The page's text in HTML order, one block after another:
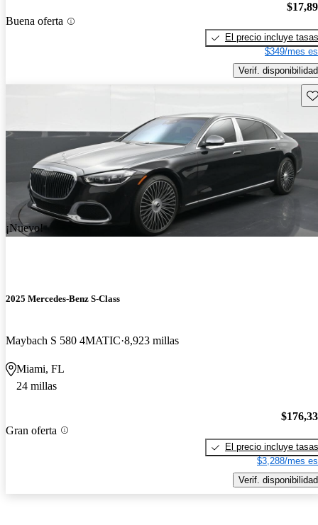
Buena oferta
El precio incluye tasas
$349/mes
Verif. disponibilidad
¡Nuevo!
2025 Mercedes-Benz S-Class
Maybach S 580 4MATIC 8,923 millas
Miami, FL
24 millas
Gran oferta
El precio incluye tasas
$3,288/mes
Verif. disponibilidad